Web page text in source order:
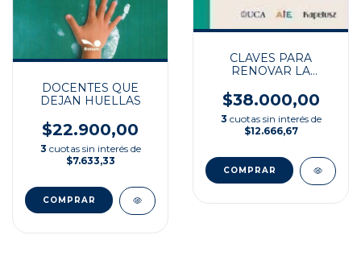
DOCENTES QUE
DEJAN HUELLAS
$22.900,00
3 cuotas sin interés de
$7.633,33
CLAVES PARA
RENOVAR LA
DOCENTE
$38.000,00
3 cuotas sin interés de
$12.666,67